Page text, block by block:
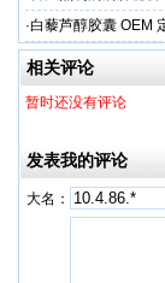
EM加工
·白藜芦醇胶囊 OEM
牌精准布局大健康
相关评论
暂时还没有评论
发表我的评论
大名：